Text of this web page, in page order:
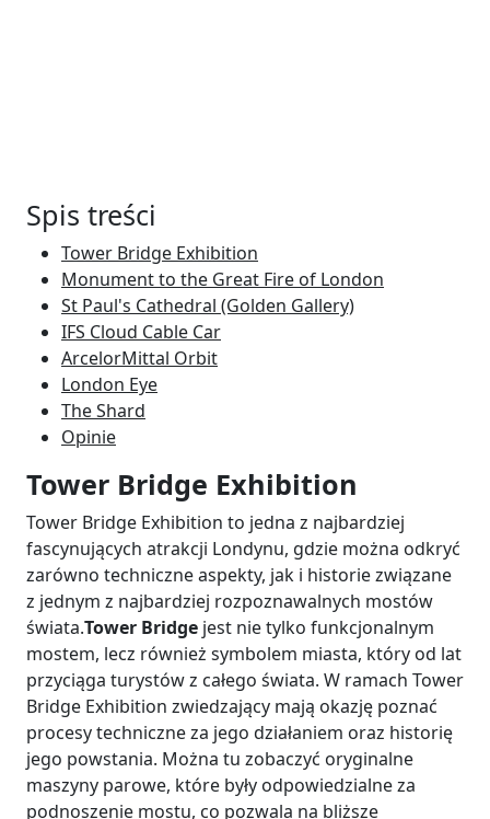
Spis treści
Tower Bridge Exhibition
Monument to the Great Fire of London
St Paul's Cathedral (Golden Gallery)
IFS Cloud Cable Car
ArcelorMittal Orbit
London Eye
The Shard
Opinie
Tower Bridge Exhibition
Tower Bridge Exhibition to jedna z najbardziej
fascynujących atrakcji Londynu, gdzie można odkryć
zarówno techniczne aspekty, jak i historie związane
z jednym z najbardziej rozpoznawalnych mostów
świata.Tower Bridge jest nie tylko funkcjonalnym
mostem, lecz również symbolem miasta, który od lat
przyciąga turystów z całego świata. W ramach Tower
Bridge Exhibition zwiedzający mają okazję poznać
procesy techniczne za jego działaniem oraz historię
jego powstania. Można tu zobaczyć oryginalne
maszyny parowe, które były odpowiedzialne za
podnoszenie mostu, co pozwala na bliższe